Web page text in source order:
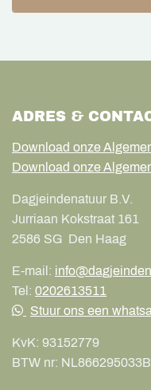
ADRES &
Download onze
Download onze
Dagjeindenatuur B.V.
Jurriaan Kokstraat 161
2586 SG Den Haag
E-mail:
Tel: 0202613511
Stuur ons een
KvK: 93152779
BTW nr: